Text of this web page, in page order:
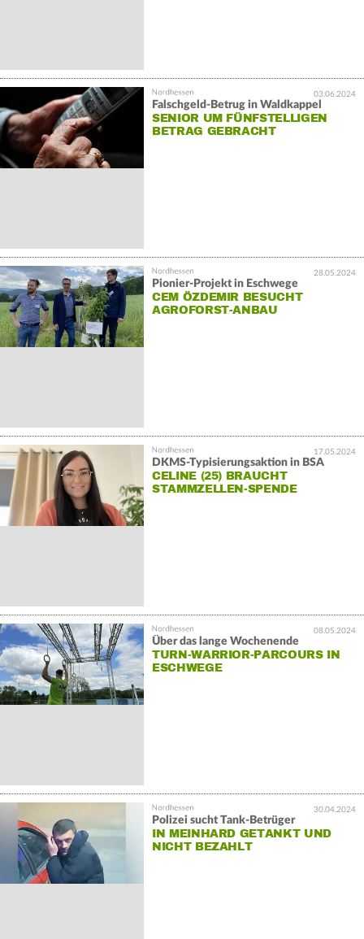
03.06.2024
Falschgeld-Betrug in Waldkappel
SENIOR UM FÜNFSTELLIGEN
BETRAG GEBRACHT
28.05.2024
Pionier-Projekt in Eschwege
CEM ÖZDEMIR BESUCHT
AGROFORST-ANBAU
17.05.2024
DKMS-Typisierungsaktion in BSA
CELINE (25) BRAUCHT
STAMMZELLEN-SPENDE
08.05.2024
Über das lange Wochenende
TURN-WARRIOR-PARCOURS IN
ESCHWEGE
30.04.2024
Polizei sucht Tank-Betrüger
IN MEINHARD GETANKT UND
NICHT BEZAHLT